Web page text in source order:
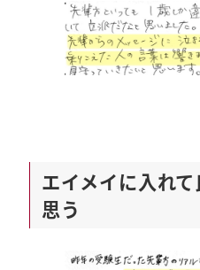
エイメイに入れ
思う